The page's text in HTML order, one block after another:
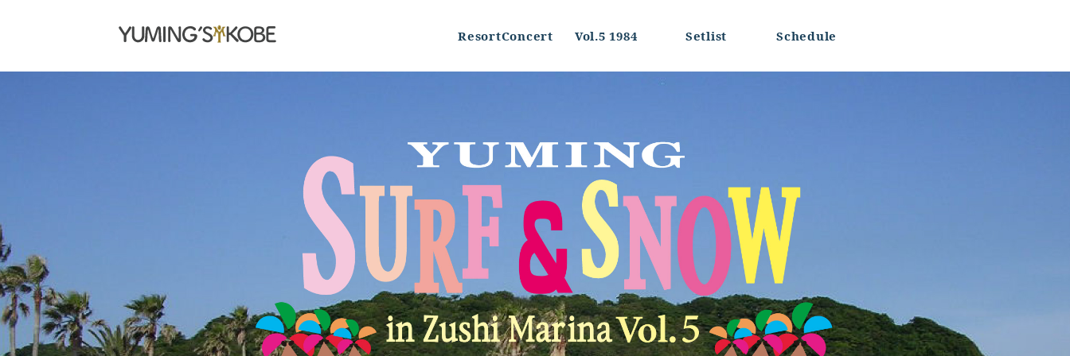
ResortConcert Vol.5 1984 Setlist Schedule